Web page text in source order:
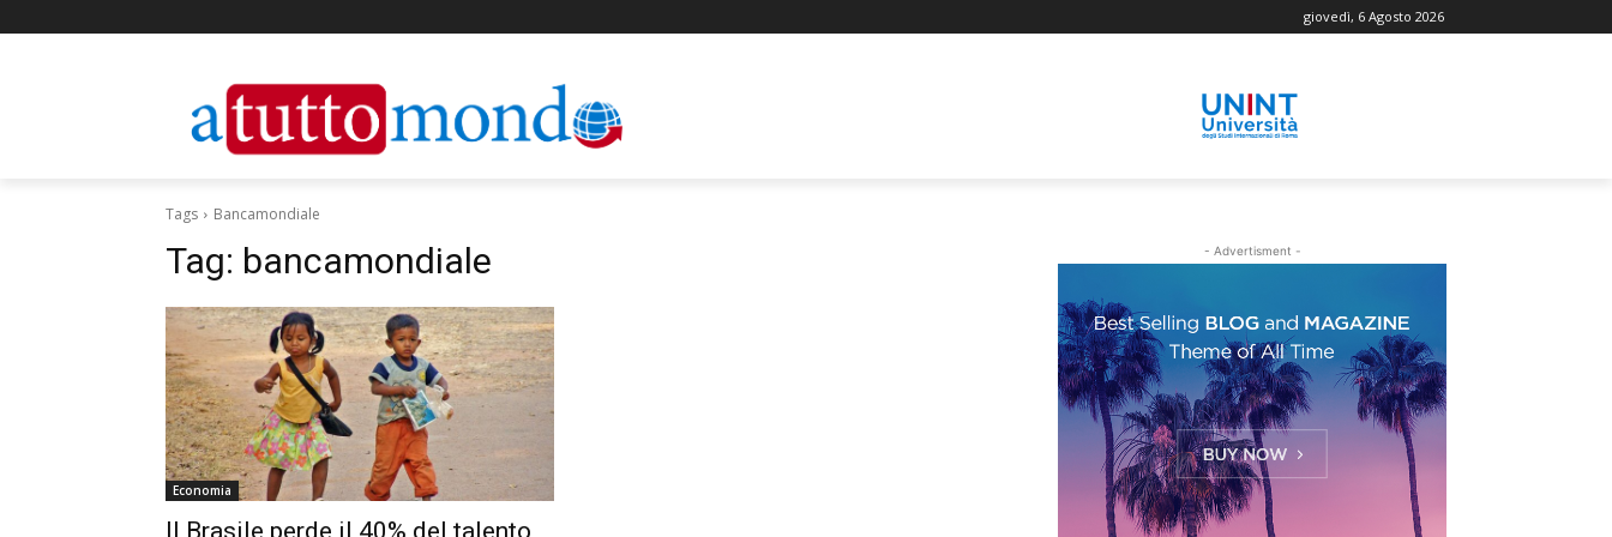
giovedì, 6 Agosto 2026
Tags Bancamondiale
Tag: bancamondiale
Economia
Il Brasile perde il 40% del talento
- Advertisment -